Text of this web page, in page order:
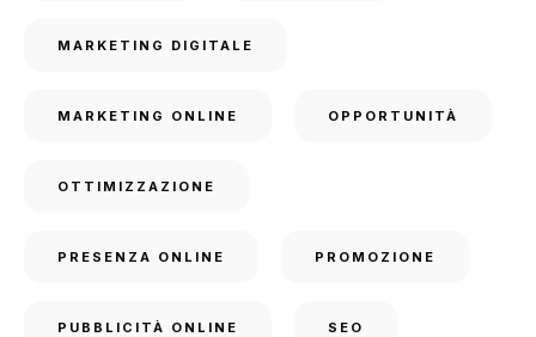
MARKETING DIGITALE
MARKETING ONLINE OPPORTUNITÀ
OTTIMIZZAZIONE
PRESENZA ONLINE PROMOZIONE
PUBBLICITÀ ONLINE SEO